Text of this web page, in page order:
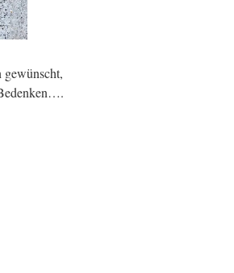
gewünscht,